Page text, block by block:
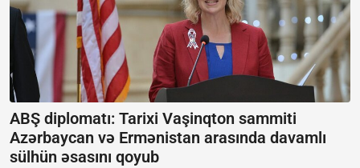
ABŞ diplomatı: Tarixi Vaşinqton sammiti
Azərbaycan və Ermənistan arasında davamlı
sülhün əsasını qoyub